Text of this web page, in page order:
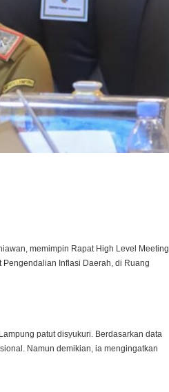
memimpin Rapat High Level Meeting
Inflasi Daerah, di Ruang
patut disyukuri. Berdasarkan data
Namun demikian, ia mengingatkan